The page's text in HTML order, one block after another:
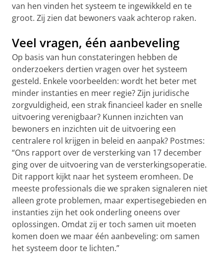
van hen vinden het systeem te ingewikkeld en te
groot. Zij zien dat bewoners vaak achterop raken.
Veel vragen, één aanbeveling
Op basis van hun constateringen hebben de
onderzoekers dertien vragen over het systeem
gesteld. Enkele voorbeelden: wordt het beter met
minder instanties en meer regie? Zijn juridische
zorgvuldigheid, een strak financieel kader en snelle
uitvoering verenigbaar? Kunnen inzichten van
bewoners en inzichten uit de uitvoering een
centralere rol krijgen in beleid en aanpak? Postmes:
“Ons rapport over de versterking van 17 december
ging over de uitvoering van de versterkingsoperatie.
Dit rapport kijkt naar het systeem eromheen. De
meeste professionals die we spraken signaleren niet
alleen grote problemen, maar expertisegebieden en
instanties zijn het ook onderling oneens over
oplossingen. Omdat zij er toch samen uit moeten
komen doen we maar één aanbeveling: om samen
het systeem door te lichten.”